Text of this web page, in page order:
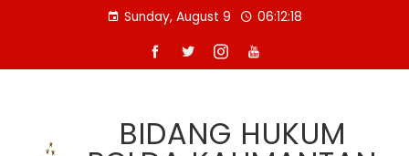
Sunday, August 9 06:12:18
BIDANG HUKUM